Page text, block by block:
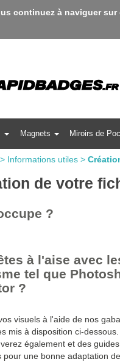
continuez à naviguer
Magnets Miroirs de
> Informations utiles >
de votre
?
à l'aise avec
tel que
?
visuels à l'aide de nos
mis à disposition ci-dessous.
également et des
pour une bonne adaptation